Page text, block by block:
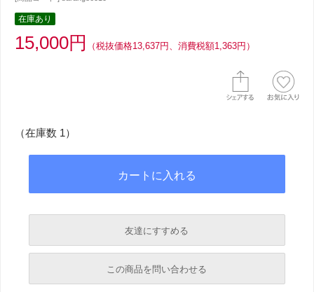
在庫あり
15,000円 （税抜価格13,637円、消費税額1,363円）
（在庫数 1）
友達にすすめる
必須
この商品を問い合わせる